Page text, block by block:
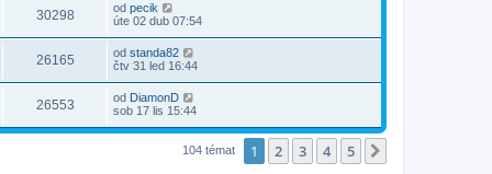
30298 od pecik
úte 02 dub 07:54
26165 od standa82
čtv 31 led 16:44
26553 od DiamonD
sob 17 lis 15:44
104 témat 1 2 3 4 5